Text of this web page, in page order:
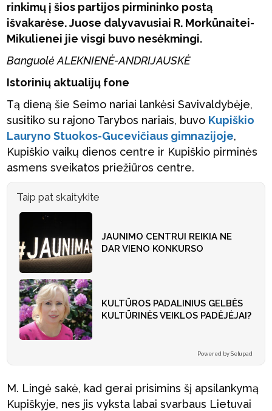
rinkimų į šios partijos pirmininko postą
išvakarėse. Juose dalyvavusiai R. Morkūnaitei-
Mikulienei jie visgi buvo nesėkmingi.
Banguolė ALEKNIENĖ-ANDRIJAUSKĖ
Istorinių aktualijų fone
Tą dieną šie Seimo nariai lankėsi Savivaldybėje,
susitiko su rajono Tarybos nariais, buvo Kupiškio
Lauryno Stuokos-Gucevičiaus gimnazijoje,
Kupiškio vaikų dienos centre ir Kupiškio pirminės
asmens sveikatos priežiūros centre.
Taip pat skaitykite
JAUNIMO CENTRUI REIKIA NE
DAR VIENO KONKURSO
KULTŪROS PADALINIUS GELBĖS
KULTŪRINĖS VEIKLOS PADĖJĖJAI?
Powered by Setupad
M. Lingė sakė, kad gerai prisimins šį apsilankymą
Kupiškyje, nes jis vyksta labai svarbaus Lietuvai